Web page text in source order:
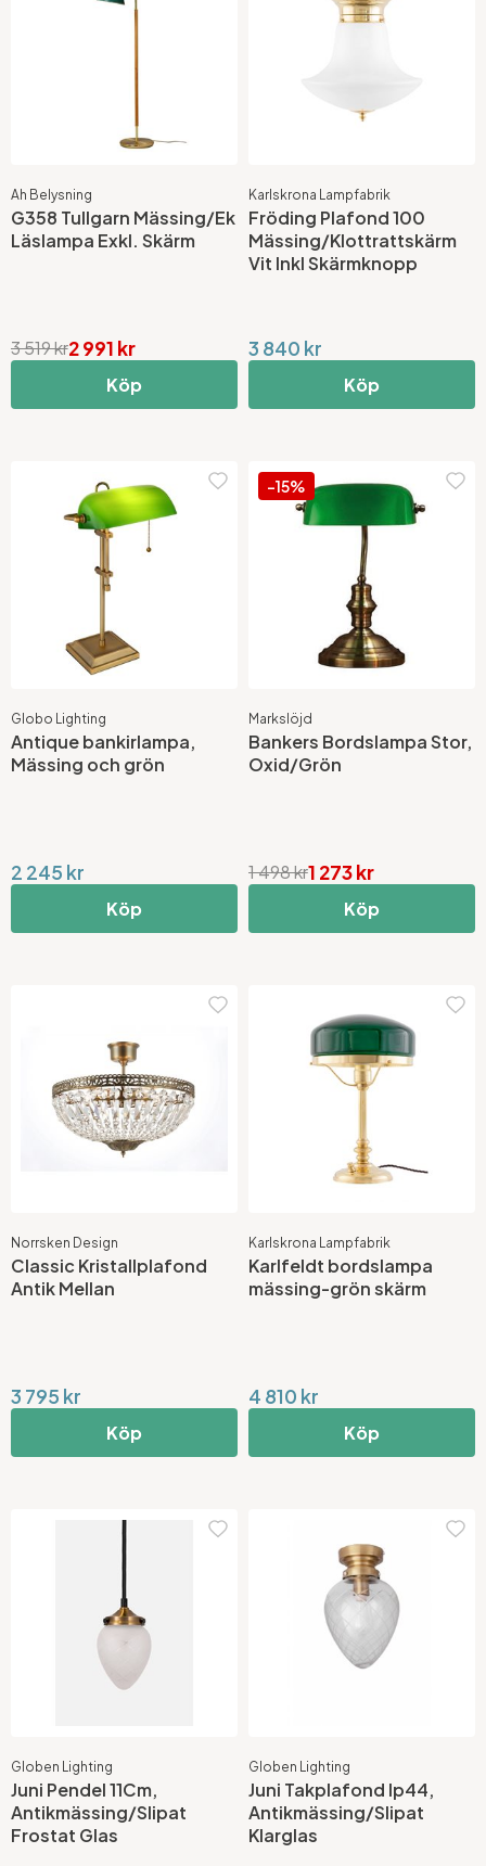
Ah Belysning
G358 Tullgarn Mässing/Ek
Läslampa Exkl. Skärm
2 991 kr
3 519 kr
Köp
Karlskrona Lampfabrik
Fröding Plafond 100
Mässing/Klottrattskärm
Vit Inkl Skärmknopp
3 840 kr
Köp
Globo Lighting
Antique bankirlampa,
Mässing och grön
2 245 kr
Köp
-15%
Markslöjd
Bankers Bordslampa Stor,
Oxid/Grön
1 273 kr
1 498 kr
Köp
Norrsken Design
Classic Kristallplafond
Antik Mellan
3 795 kr
Köp
Karlskrona Lampfabrik
Karlfeldt bordslampa
mässing-grön skärm
4 810 kr
Köp
Globen Lighting
Juni Pendel 11Cm,
Antikmässing/Slipat
Frostat Glas
Globen Lighting
Juni Takplafond Ip44,
Antikmässing/Slipat
Klarglas